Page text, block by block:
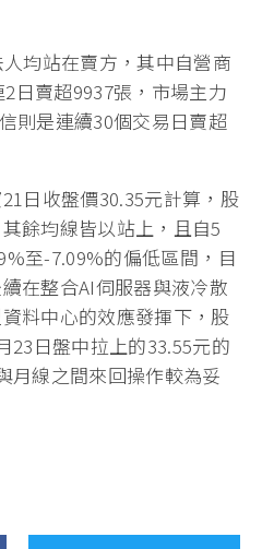
均站在賣方，其中自營商
日賣超9937張，市場主力
則是連續30個交易日賣超
日收盤價30.35元計算，股
餘均線皆以站上，且自5
至-7.09%的偏低區間，目
在整合AI伺服器與液冷散
料中心的效應發揮下，股
23日盤中拉上的33.55元的
月線之間來回操作較為妥